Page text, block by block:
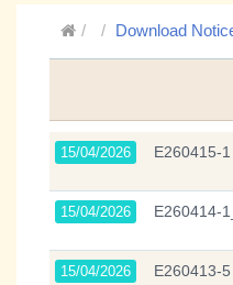
Download
15/04/2026 E260415-
15/04/2026 E260414-
15/04/2026 E260413-